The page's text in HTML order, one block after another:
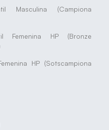
Masculina (Campiona
Femenina HP (Bronze
HP (Sotscampiona